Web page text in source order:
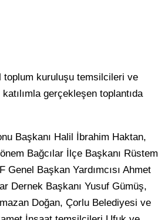
toplum kuruluşu temsilcileri ve
gerçekleşen toplantıda
Başkanı Halil İbrahim Haktan,
Bağcılar İlçe Başkanı Rüstem
Başkan Yardımcısı Ahmet
Dernek Başkanı Yusuf Gümüş,
Doğan, Çorlu Belediyesi ve